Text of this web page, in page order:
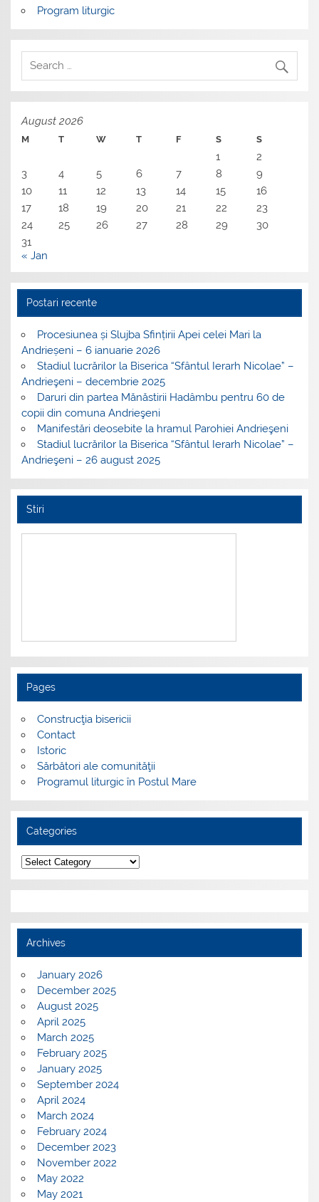
Program liturgic
August 2026
M T W T F S S
1
2
3
4 5 6 7 8
9
10
11 12 13 14 15
16
17
18 19 20 21 22
23
24
25 26 27 28 29
30
31
« Jan
Postari recente
Procesiunea și Slujba Sfințirii Apei celei Mari la
Andrieșeni – 6 ianuarie 2026
Stadiul lucrărilor la Biserica “Sfântul Ierarh Nicolae” –
Andrieşeni – decembrie 2025
Daruri din partea Mănăstirii Hadâmbu pentru 60 de
copii din comuna Andrieşeni
Manifestări deosebite la hramul Parohiei Andrieşeni
Stadiul lucrărilor la Biserica “Sfântul Ierarh Nicolae” –
Andrieşeni – 26 august 2025
Stiri
Pages
Construcţia bisericii
Contact
Istoric
Sărbători ale comunităţii
Programul liturgic în Postul Mare
Categories
Categories
Archives
January 2026
December 2025
August 2025
April 2025
March 2025
February 2025
January 2025
September 2024
April 2024
March 2024
February 2024
December 2023
November 2022
May 2022
May 2021